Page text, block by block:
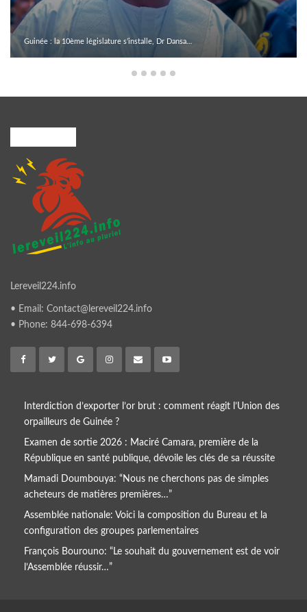
Guinée : la 10ème législature s’installe, Dr Dansa…
Lereveil224.info
• Email: Contact@lereveil224.info
• Phone: 844-698-6394
Interdiction d’exporter l’or brut : comment réagit l’Union des
orpailleurs de Guinée ?
Examen de sortie 2026 : Maciré Camara, première de la
République en santé publique, dévoile les clés de sa réussite
Mamadi Doumbouya: “Nous ne cherchons pas de simples
acheteurs de matières premières…”
Assemblée nationale: Voici la composition du Bureau et la
configuration des groupes parlementaires
François Bourouno: “Le souhait du gouvernement est de voir
l’Assemblée réussir…”